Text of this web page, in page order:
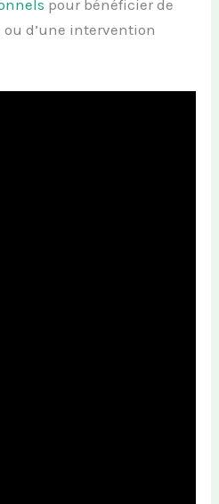
pour bénéficier de
d’une intervention